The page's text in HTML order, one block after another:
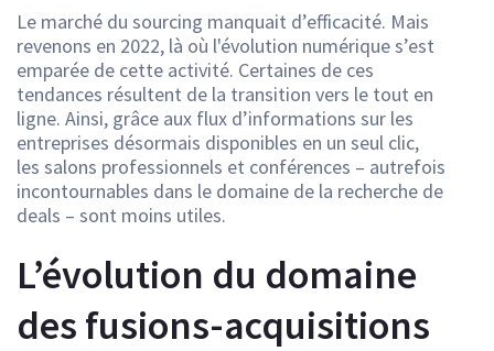
Le marché du sourcing manquait d’efficacité. Mais
revenons en 2022, là où l'évolution numérique s’est
emparée de cette activité. Certaines de ces
tendances résultent de la transition vers le tout en
ligne. Ainsi, grâce aux flux d’informations sur les
entreprises désormais disponibles en un seul clic,
les salons professionnels et conférences – autrefois
incontournables dans le domaine de la recherche de
deals – sont moins utiles.
L’évolution du domaine
des fusions-acquisitions